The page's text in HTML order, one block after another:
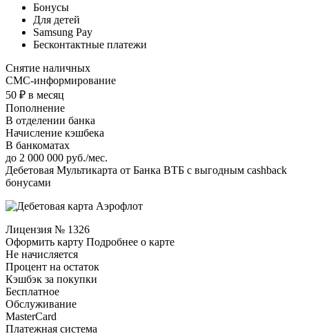
Бонусы
Для детей
Samsung Pay
Бесконтактные платежи
Снятие наличных
СМС-информирование
50 ₽ в месяц
Пополнение
В отделении банка
Начисление кэшбека
В банкоматах
до 2 000 000 руб./мес.
Дебетовая Мультикарта от Банка ВТБ с выгодным cashback
бонусами
Лицензия № 1326
Оформить карту Подробнее о карте
Не начисляется
Процент на остаток
Кэшбэк за покупки
Бесплатное
Обслуживание
MasterCard
Платежная система